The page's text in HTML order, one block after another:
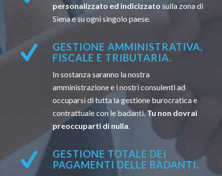
personalizzato ed indicizzato sulla zona di
Siena e su ogni singolo paese.
GESTIONE AMMINISTRATIVA,
FISCALE E TRIBUTARIA.
In sostanza saranno la nostra
amministrazione e i nostri consulenti ad
occuparsi di tutta la gestione burocratica e
contrattuale con le badanti.Tu non dovrai
preoccuparti di nulla.
GESTIONE TOTALE DEI
PAGAMENTI DELLE BADANTI.